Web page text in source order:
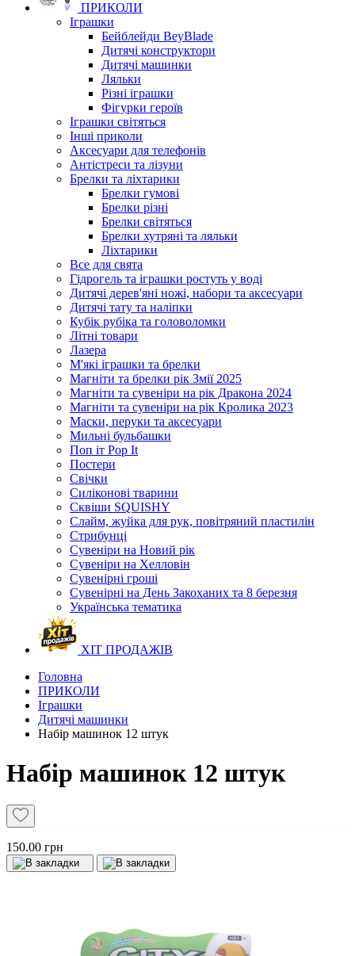
ПРИКОЛИ
Іграшки
Бейблейди BeyBlade
Дитячі конструктори
Дитячі машинки
Ляльки
Різні іграшки
Фігурки героїв
Іграшки світяться
Інші приколи
Аксесуари для телефонів
Антістреси та лізуни
Брелки та ліхтарики
Брелки гумові
Брелки різні
Брелки світяться
Брелки хутряні та ляльки
Ліхтарики
Все для свята
Гідрогель та іграшки ростуть у воді
Дитячі дерев'яні ножі, набори та аксесуари
Дитячі тату та наліпки
Кубік рубіка та головоломки
Літні товари
Лазера
М'які іграшки та брелки
Магніти та брелки рік Змії 2025
Магніти та сувеніри на рік Дракона 2024
Магніти та сувеніри на рік Кролика 2023
Маски, перуки та аксесуари
Мильні бульбашки
Поп іт Pop It
Постери
Свічки
Силіконові тварини
Сквіши SQUISHY
Слайм, жуйка для рук, повітряний пластилін
Стрибунці
Сувеніри на Новий рік
Сувеніри на Хелловін
Сувенірні гроші
Сувенірні на День Закоханих та 8 березня
Українська тематика
ХІТ ПРОДАЖІВ
Головна
ПРИКОЛИ
Іграшки
Дитячі машинки
Набір машинок 12 штук
Набір машинок 12 штук
150.00 грн